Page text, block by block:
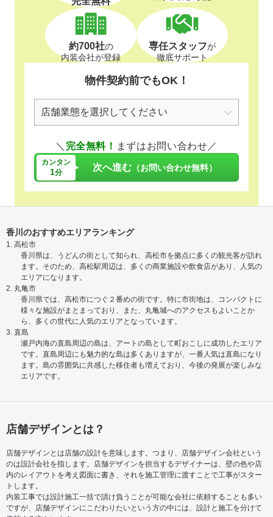
約700社の
内装会社が登録
専任スタッフが
徹底サポート
物件契約前でもOK！
＼ 完全無料！ まずはお問い合わせ／
カンタン
1分 次へ進む （お問い合わせ無料）
香川のおすすめエリアランキング
1. 高松市
香川県は、うどんの街として知られ、高松市を拠点に多くの観光客が訪れ
ます。そのため、高松駅周辺は、多くの商業施設や飲食店があり、人気の
エリアになります。
2. 丸亀市
香川県では、高松市につぐ２番めの街です。特に市街地は、コンパクトに
様々な施設がまとまっており、また、丸亀城へのアクセスもよいことか
ら、多くの世代に人気のエリアとなっています。
3. 直島
瀬戸内海の直島周辺の島は、アートの島として町おこしに成功したエリア
です。直島周辺にも魅力的な島は多くありますが、一番人気は直島になり
ます。島の雰囲気に共感した移住者も増えており、今後の発展が楽しみな
エリアです。
店舗デザインとは？
店舗デザインとは店舗の設計を意味します。つまり、店舗デザイン会社という
のは設計会社を指します。店舗デザインを担当するデザイナーは、壁の色や店
内のレイアウトを考え図面に書き、それを施工管理に渡すことで工事がスター
トします。
内装工事では設計施工一括で請け負うことが可能な会社に依頼することも多い
ですが、店舗デザインにこだわりたいという方の中には、設計と施工を分けて